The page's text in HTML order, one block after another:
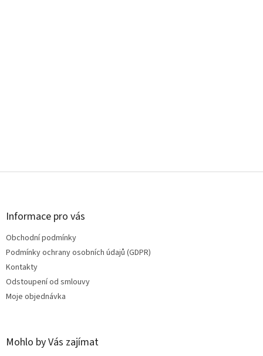
Z
Informace pro vás
Obchodní podmínky
Podmínky ochrany osobních údajů (GDPR)
Kontakty
Odstoupení od smlouvy
Moje objednávka
Mohlo by Vás zajímat